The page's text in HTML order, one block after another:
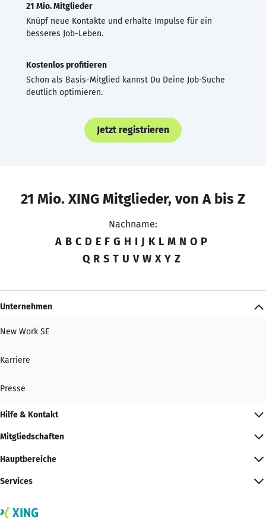
21 Mio. Mitglieder
Knüpf neue Kontakte und erhalte Impulse für ein
besseres Job-Leben.
Kostenlos profitieren
Schon als Basis-Mitglied kannst Du Deine Job-Suche
deutlich optimieren.
Jetzt registrieren
21 Mio. XING Mitglieder, von A bis Z
Nachname:
A B C D E F G H I J K L M N O P
Q R S T U V W X Y Z
Unternehmen
New Work SE
Karriere
Presse
Hilfe & Kontakt
Mitgliedschaften
Hauptbereiche
Services